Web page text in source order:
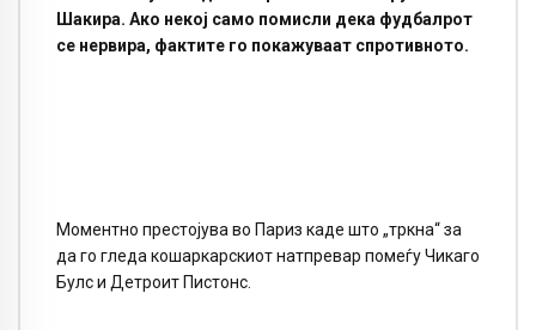
Шакира. Ако некој само помисли дека фудбалрот
се нервира, фактите го покажуваат спротивното.
Моментно престојува во Париз каде што „тркна“ за
да го гледа кошаркарскиот натпревар помеѓу Чикаго
Булс и Детроит Пистонс.